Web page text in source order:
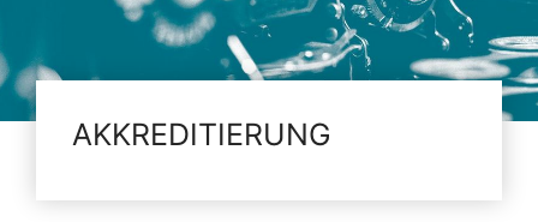
AKKREDITIERUNG